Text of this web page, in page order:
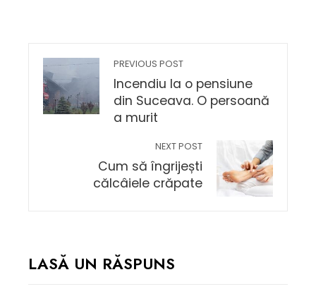
PREVIOUS POST
Incendiu la o pensiune
din Suceava. O persoană
a murit
NEXT POST
Cum să îngrijești
călcâiele crăpate
LASĂ UN RĂSPUNS